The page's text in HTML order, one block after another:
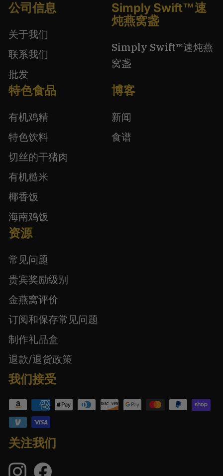
公司信息
关于我们
联系我们
批发
Simply Swift™速
炖燕窝盏
Simply Swift™速炖燕
窝盏
特色食品
有机鸡精
特色饮料
切丝的干猪肉
有机糙米
椰香饭
海南鸡饭
博客
新闻
食谱
资源
常见问题
贵宾奖励级别
金燕窝评价
订阅和保存常见问题
制作礼品盒
退款/退货政策
我们接受
关注我们
Instagram
在